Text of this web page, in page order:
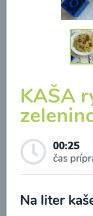
KAŠA
00:25
čas
Na liter
Odber
spracovaním